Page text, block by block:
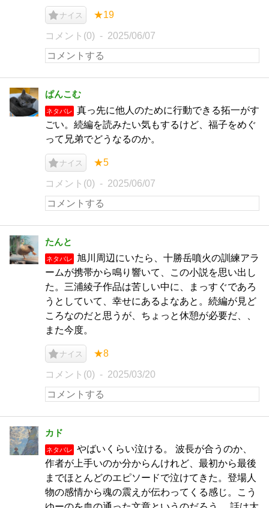
ナイス ★19
コメント(0) 2025/06/07
ぱんこむ
ネタバレ
真っ先に他人のために行動できる拓一がす
ごい。続編を読みたい気もするけど、福子をめぐ
って兄弟でどうなるのか。
ナイス ★5
コメント(0) 2025/06/07
たんと
ネタバレ
旭川周辺にいたら、十勝岳噴火の訓練アラ
ームが携帯から鳴り響いて、この小説を思い出し
た。三浦綾子作品は苦しい中に、まっすぐであろ
うとしていて、幸せにあるよなあと。続編が見ど
ころなのだと思うが、ちょっと休憩が必要だ、、
また今度。
ナイス ★8
コメント(0) 2025/03/20
カド
ネタバレ
やばいくらい泣ける。 波長が合うのか、
作者が上手いのか分からんけれど、最初から最後
までほとんどのエピソードで泣けてきた。登場人
物の感情から魂の震えが伝わってくる感じ。こう